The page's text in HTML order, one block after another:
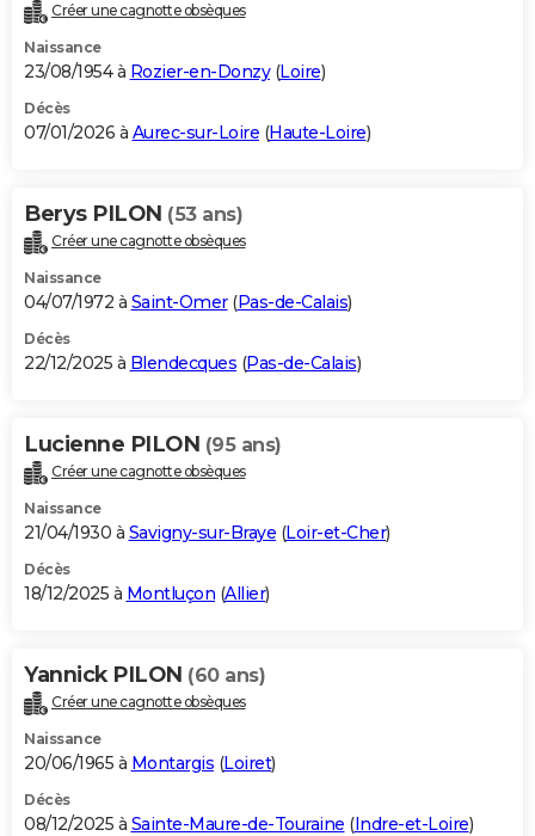
Créer une cagnotte obsèques
Naissance
23/08/1954 à Rozier-en-Donzy(Loire)
Décès
07/01/2026 à Aurec-sur-Loire (Haute-Loire)
Berys PILON (53 ans)
Créer une cagnotte obsèques
Naissance
04/07/1972 à Saint-Omer(Pas-de-Calais)
Décès
22/12/2025 à Blendecques (Pas-de-Calais)
Lucienne PILON (95 ans)
Créer une cagnotte obsèques
Naissance
21/04/1930 à Savigny-sur-Braye (Loir-et-Cher)
Décès
18/12/2025 à Montluçon (Allier)
Yannick PILON (60 ans)
Créer une cagnotte obsèques
Naissance
20/06/1965 à Montargis (Loiret)
Décès
08/12/2025 à Sainte-Maure-de-Touraine (Indre-et-Loire)